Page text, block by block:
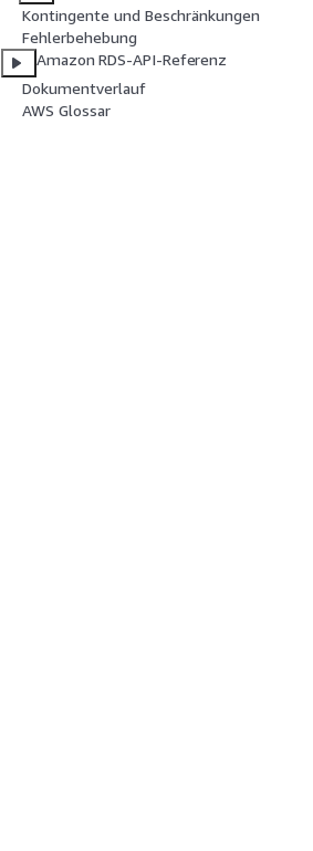
Kontingente und Beschränkungen
Fehlerbehebung
Amazon RDS-API-Referenz
Dokumentverlauf
AWS Glossar